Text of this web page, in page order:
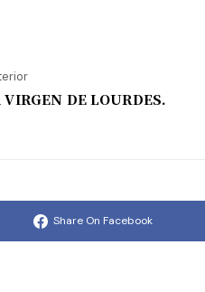
VIRGEN DE LOURDES.
Share On Facebook